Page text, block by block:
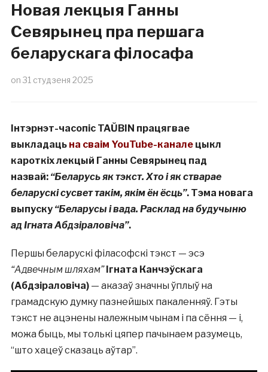
Новая лекцыя Ганны
Севярынец пра першага
беларускага філосафа
on 31 студзеня 2025
Інтэрнэт-часопіс TAŬBIN працягвае
выкладаць на сваім YouTube-каналецыкл
кароткіх лекцый Ганны Севярынец пад
назвай: “Беларусь як тэкст. Хто і як стварае
беларускі сусвет такім, якім ён ёсць”. Тэма новага
выпуску “Беларусы і вада. Расклад на будучыню
ад Ігната Абдзіраловіча”.
Першы беларускі філасофскі тэкст — эсэ
“Адвечным шляхам” Ігната Канчэўскага
(Абдзіраловіча)— аказаў значны ўплыў на
грамадскую думку пазнейшых пакаленняў. Гэты
тэкст не ацэнены належным чынам і па сёння — і,
можа быць, мы толькі цяпер пачынаем разумець,
“што хацеў сказаць аўтар”.